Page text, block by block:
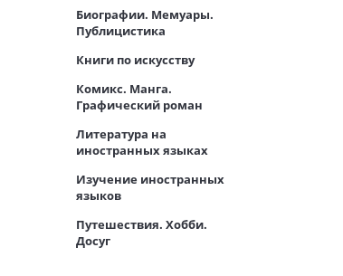
Биографии. Мемуары.
Публицистика
Книги по искусству
Комикс. Манга.
Графический роман
Литература на
иностранных языках
Изучение иностранных
языков
Путешествия. Хобби.
Досуг